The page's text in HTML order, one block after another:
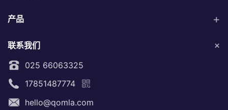
产品
联系我们
025 66063325
17851487774
hello@qomla.com